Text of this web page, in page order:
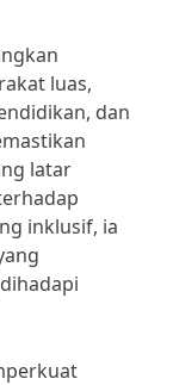
luas,
dan
latar
inklusif, ia